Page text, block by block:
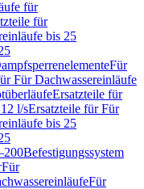
für
für
bis 25
Für
Für Dachwassereinläufe
Ersatzteile für
l/sErsatzteile für Für
bis 25
Befestigungssystem
Für
Für